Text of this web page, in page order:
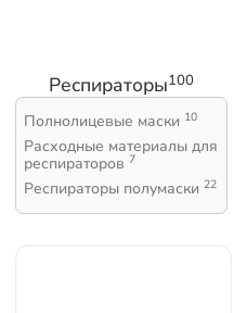
Респираторы100
Полнолицевые маски 10
Расходные материалы для
респираторов 7
Респираторы полумаски 22